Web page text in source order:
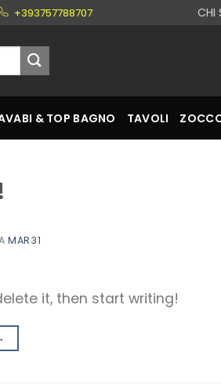
+393757788707 CHI
& TOP BAGNO TAVOLI
MAR31
it, then start writing!